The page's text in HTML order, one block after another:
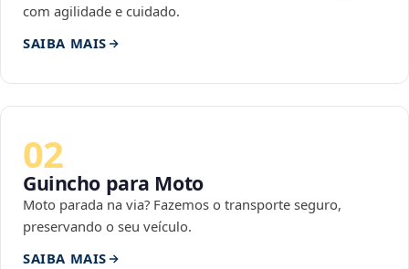
com agilidade e cuidado.
SAIBA MAIS
02
Guincho para Moto
Moto parada na via? Fazemos o transporte seguro,
preservando o seu veículo.
SAIBA MAIS